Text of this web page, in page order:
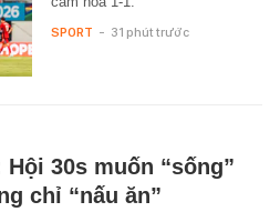
SPORT - 31 phút trước
30s muốn “sống”
chỉ “nấu ăn”